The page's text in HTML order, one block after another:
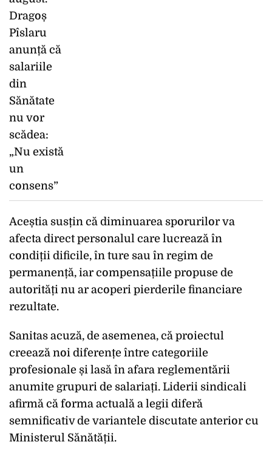
Aceștia susțin că diminuarea sporurilor va
afecta direct personalul care lucrează în
condiții dificile, în ture sau în regim de
permanență, iar compensațiile propuse de
autorități nu ar acoperi pierderile financiare
rezultate.
Sanitas acuză, de asemenea, că proiectul
creează noi diferențe între categoriile
profesionale și lasă în afara reglementării
anumite grupuri de salariați. Liderii sindicali
afirmă că forma actuală a legii diferă
semnificativ de variantele discutate anterior cu
Ministerul Sănătății.